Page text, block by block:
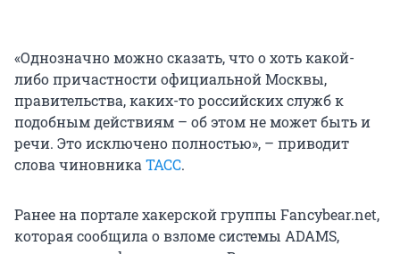
«Однозначно можно сказать, что о хоть какой-
либо причастности официальной Москвы,
правительства, каких-то российских служб к
подобным действиям – об этом не может быть и
речи. Это исключено полностью», – приводит
слова чиновника ТАСС.
Ранее на портале хакерской группы Fancybear.net,
которая сообщила о взломе системы ADAMS,